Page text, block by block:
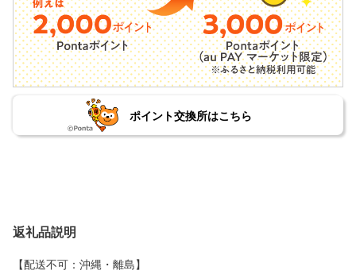
ポイント交換所はこちら
返礼品説明
【配送不可：沖縄・離島】